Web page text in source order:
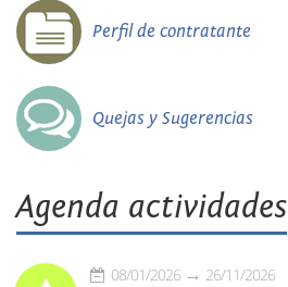
Perfil de contratante
Quejas y Sugerencias
Agenda actividades
08/01/2026 26/11/2026